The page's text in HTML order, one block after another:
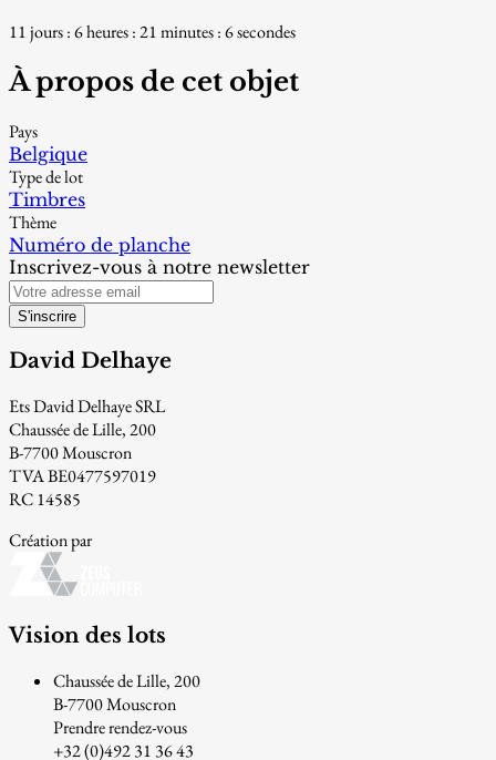
11 jours : 6 heures : 21 minutes : 6 secondes
À propos de cet objet
Pays
Belgique
Type de lot
Timbres
Thème
Numéro de planche
Inscrivez-vous à notre newsletter
S'inscrire
David Delhaye
Ets David Delhaye SRL
Chaussée de Lille, 200
B-7700 Mouscron
TVA BE0477597019
RC 14585
Création par
Vision des lots
Chaussée de Lille, 200
B-7700 Mouscron
Prendre rendez-vous
+32 (0)492 31 36 43